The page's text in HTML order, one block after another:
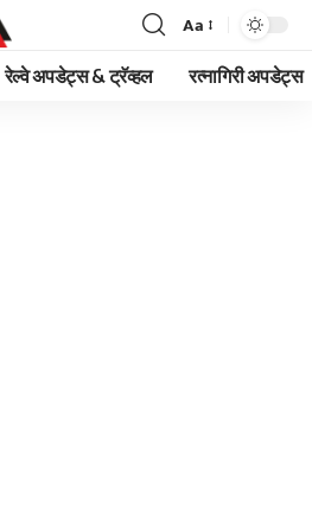
Font
Resizer
Aa
रेल्वे अपडेट्स & ट्रॅव्हल रत्नागिरी अपडेट्स